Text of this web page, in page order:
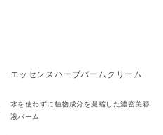
エッセンスハーブバームクリーム
水を使わずに植物成分を凝縮した濃密美容
液バーム